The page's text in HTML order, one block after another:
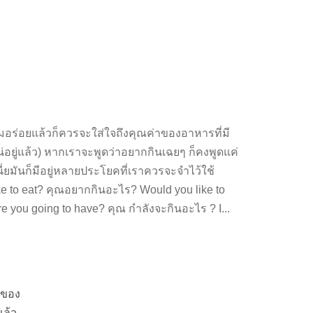
อร่อยแล้วก็ควรจะใส่ใจถึงคุณค่าของอาหารที่มี
ยู่แล้ว) หากเราจะพูดว่าอยากกินเฉยๆ ก็คงพูดแค่
มันก็มีอยู่หลายประโยคที่เราควรจะจำไว้ใช้
to eat? คุณอยากกินอะไร? Would you like to
you going to have? คุณ กำลังจะกินอะไร ? I...
อง